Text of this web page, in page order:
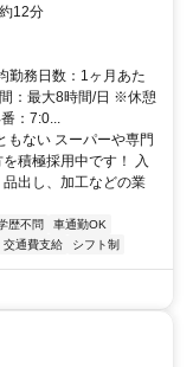
12分
勤務日数：1ヶ月あた
：最大8時間/日 ※休憩
：7:0...
もない スーパーや専門
積極採用中です！ 入
出し、加工などの業
歴不問
車通勤OK
交通費支給 シフト制